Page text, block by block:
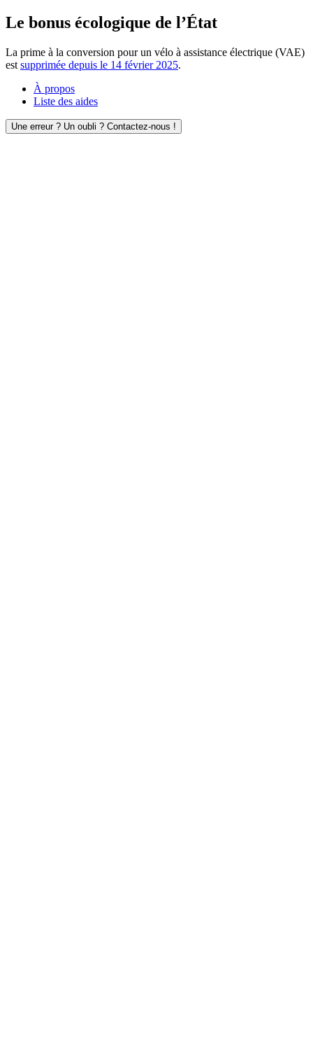
Le bonus écologique de l’État
La prime à la conversion pour un vélo à assistance électrique (VAE)
est supprimée depuis le 14 février 2025.
À propos
Liste des aides
Une erreur ? Un oubli ? Contactez-nous !